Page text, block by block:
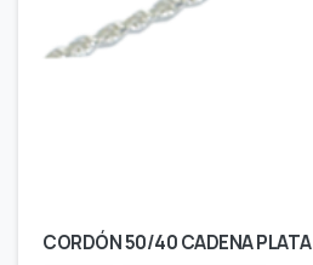
CORDÓN 50/40 CADENA PLATA